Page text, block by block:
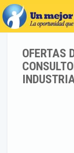
OFERTAS